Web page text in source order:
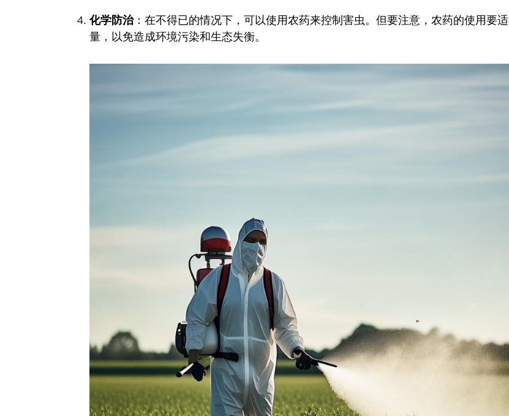
化学防治：在不得已的情况下，可以使用农药来控制害虫。但要注意，农药的使用要适
量，以免造成环境污染和生态失衡。